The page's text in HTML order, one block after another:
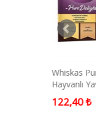
Whiskas
Hayvanlı
122,40 ₺